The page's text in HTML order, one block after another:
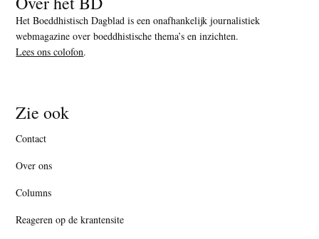
Het Boeddhistisch Dagblad is een onafhankelijk journalistiek
webmagazine over boeddhistische thema’s en inzichten.
Lees ons colofon.
Zie ook
Contact
Over ons
Columns
Reageren op de krantensite